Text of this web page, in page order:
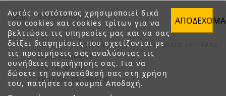
Αυτός ο ιστότοπος χρησιμοποιεί δικά
του cookies και cookies τρίτων για να
βελτιώσει τις υπηρεσίες μας και να σας
δείξει διαφημίσεις που σχετίζονται με
τις προτιμήσεις σας αναλύοντας τις
συνήθειες περιήγησής σας. Για να
δώσετε τη συγκατάθεσή σας στη χρήση
του, πατήστε το κουμπί Αποδοχή.
info@petfan.gr
ΑΦΟΙ ΧΑΤΖΗΓΕΩΡΓΙΟΥ Ο.Ε. ΔΙΑΚΡΙΤΙΚΟΣ ΤΙΤΛΟΣ «PET FAN»
ΑΦΜ : 082864093
ΔΟΥ : ΚΗΦΙΣΙΑΣ
ΑΡ. ΓΕΜΗ: 1821901000